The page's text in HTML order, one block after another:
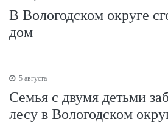
В Вологодском округе
дом
5 августа
Семья с двумя детьми
лесу в Вологодском